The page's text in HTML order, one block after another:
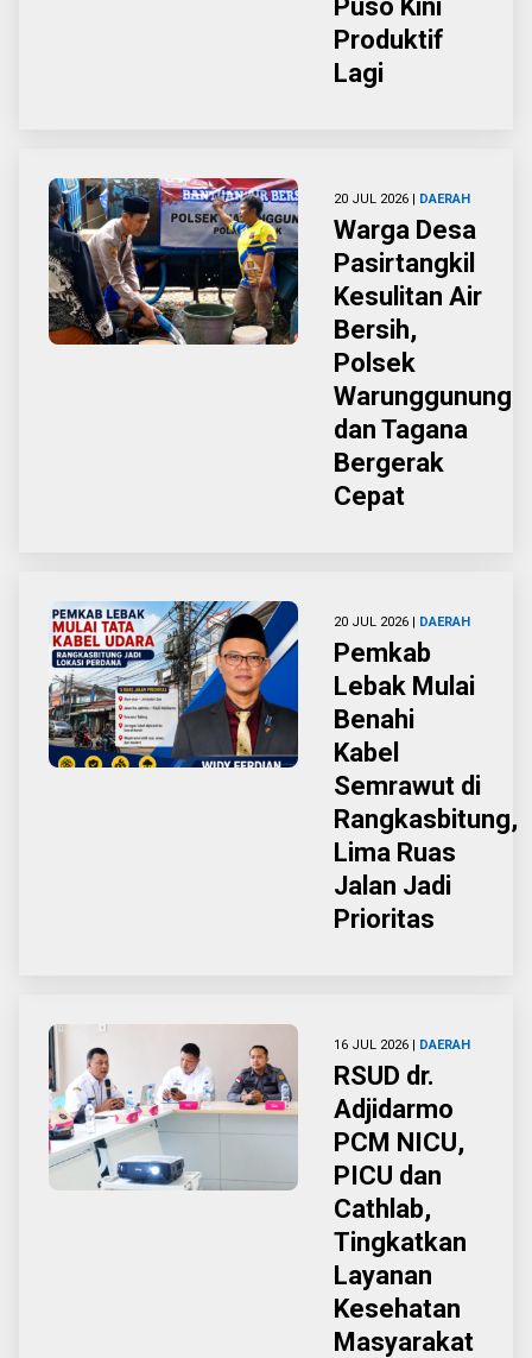
Puso Kini
Produktif
Lagi
20 JUL 2026 | DAERAH
Warga Desa
Pasirtangkil
Kesulitan Air
Bersih,
Polsek
Warunggunung
dan Tagana
Bergerak
Cepat
20 JUL 2026 | DAERAH
Pemkab
Lebak Mulai
Benahi
Kabel
Semrawut di
Rangkasbitung,
Lima Ruas
Jalan Jadi
Prioritas
16 JUL 2026 | DAERAH
RSUD dr.
Adjidarmo
PCM NICU,
PICU dan
Cathlab,
Tingkatkan
Layanan
Kesehatan
Masyarakat